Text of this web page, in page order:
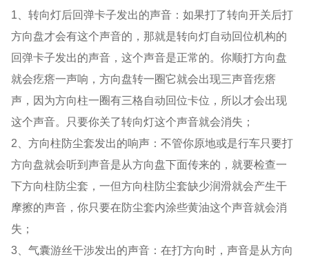
1、转向灯后回弹卡子发出的声音：如果打了转向开关后打
方向盘才会有这个声音的，那就是转向灯自动回位机构的
回弹卡子发出的声音，这个声音是正常的。你顺打方向盘
就会疙瘩一声响，方向盘转一圈它就会出现三声音疙瘩
声，因为方向柱一圈有三格自动回位卡位，所以才会出现
这个声音。只要你关了转向灯这个声音就会消失；
2、方向柱防尘套发出的响声：不管你原地或是行车只要打
方向盘就会听到声音是从方向盘下面传来的，就要检查一
下方向柱防尘套，一但方向柱防尘套缺少润滑就会产生干
摩擦的声音，你只要在防尘套内涂些黄油这个声音就会消
失；
3、气囊游丝干涉发出的声音：在打方向时，声音是从方向